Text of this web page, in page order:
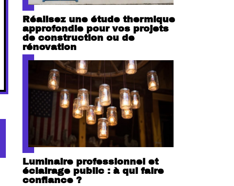
Réalisez une étude thermique
approfondie pour vos projets
de construction ou de
rénovation
Luminaire professionnel et
éclairage public : à qui faire
confiance ?